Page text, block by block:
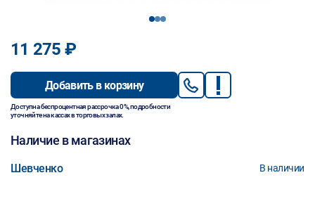
123
11 275 ₽
Добавить в корзину
Доступна беспроцентная рассрочка 0%, подробности
уточняйте на кассах в торговых залах.
Наличие в магазинах
Шевченко В наличии